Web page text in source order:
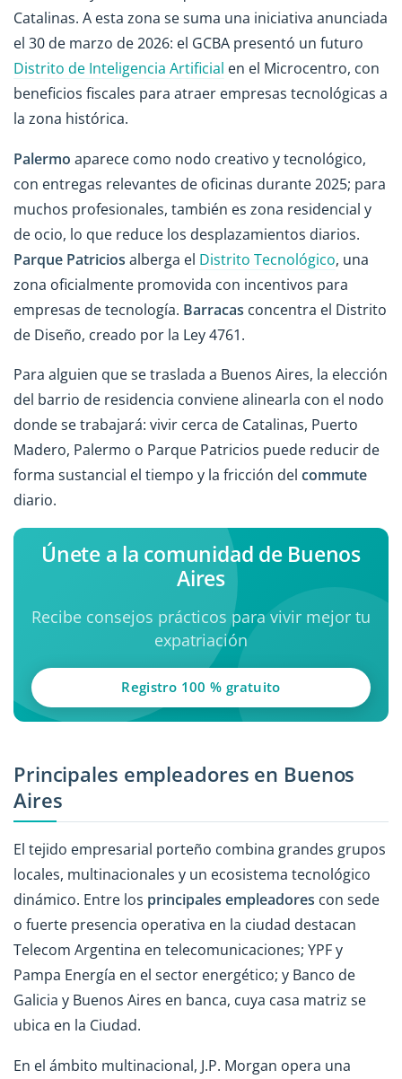
Catalinas. A esta zona se suma una iniciativa anunciada
el 30 de marzo de 2026: el GCBA presentó un futuro
Distrito de Inteligencia Artificial en el Microcentro, con
beneficios fiscales para atraer empresas tecnológicas a
la zona histórica.
Palermo aparece como nodo creativo y tecnológico,
con entregas relevantes de oficinas durante 2025; para
muchos profesionales, también es zona residencial y
de ocio, lo que reduce los desplazamientos diarios.
Parque Patricios alberga el Distrito Tecnológico, una
zona oficialmente promovida con incentivos para
empresas de tecnología. Barracas concentra el Distrito
de Diseño, creado por la Ley 4761.
Para alguien que se traslada a Buenos Aires, la elección
del barrio de residencia conviene alinearla con el nodo
donde se trabajará: vivir cerca de Catalinas, Puerto
Madero, Palermo o Parque Patricios puede reducir de
forma sustancial el tiempo y la fricción del commute
diario.
Únete a la comunidad de Buenos
Aires
Recibe consejos prácticos para vivir mejor tu
expatriación
Registro 100 % gratuito
Principales empleadores en Buenos
Aires
El tejido empresarial porteño combina grandes grupos
locales, multinacionales y un ecosistema tecnológico
dinámico. Entre los principales empleadores con sede
o fuerte presencia operativa en la ciudad destacan
Telecom Argentina en telecomunicaciones; YPF y
Pampa Energía en el sector energético; y Banco de
Galicia y Buenos Aires en banca, cuya casa matriz se
ubica en la Ciudad.
En el ámbito multinacional, J.P. Morgan opera una